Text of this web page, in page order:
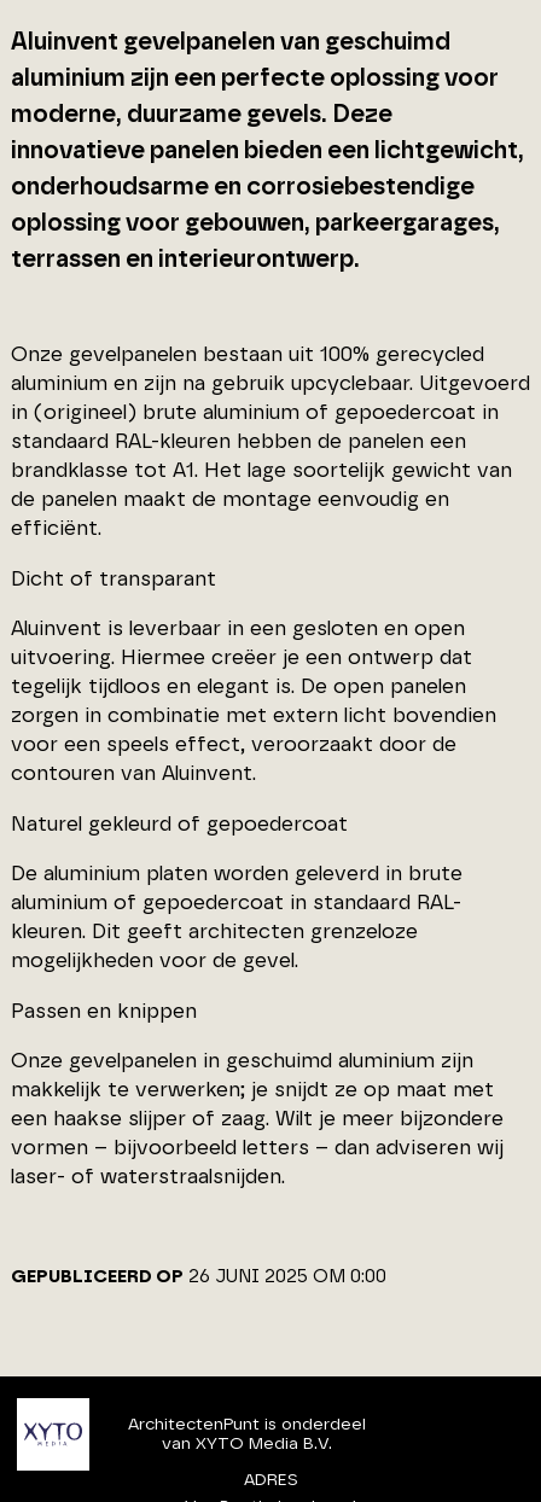
Aluinvent gevelpanelen van geschuimd
aluminium zijn een perfecte oplossing voor
moderne, duurzame gevels. Deze
innovatieve panelen bieden een lichtgewicht,
onderhoudsarme en corrosiebestendige
oplossing voor gebouwen, parkeergarages,
terrassen en interieurontwerp.
Onze gevelpanelen bestaan uit 100% gerecycled
aluminium en zijn na gebruik upcyclebaar. Uitgevoerd
in (origineel) brute aluminium of gepoedercoat in
standaard RAL-kleuren hebben de panelen een
brandklasse tot A1. Het lage soortelijk gewicht van
de panelen maakt de montage eenvoudig en
efficiënt.
Dicht of transparant
Aluinvent is leverbaar in een gesloten en open
uitvoering. Hiermee creëer je een ontwerp dat
tegelijk tijdloos en elegant is. De open panelen
zorgen in combinatie met extern licht bovendien
voor een speels effect, veroorzaakt door de
contouren van Aluinvent.
Naturel gekleurd of gepoedercoat
De aluminium platen worden geleverd in brute
aluminium of gepoedercoat in standaard RAL-
kleuren. Dit geeft architecten grenzeloze
mogelijkheden voor de gevel.
Passen en knippen
Onze gevelpanelen in geschuimd aluminium zijn
makkelijk te verwerken; je snijdt ze op maat met
een haakse slijper of zaag. Wilt je meer bijzondere
vormen – bijvoorbeeld letters – dan adviseren wij
laser- of waterstraalsnijden.
GEPUBLICEERD OP 26 JUNI 2025 OM 0:00
ArchitectenPunt is onderdeel
van XYTO Media B.V.
ADRES